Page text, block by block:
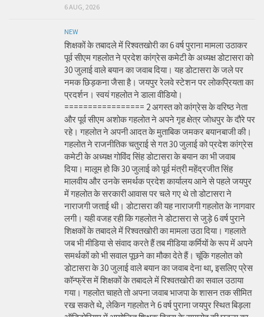
6 AUG, 2026
NEW
शिक्षकों के तबादले में रिश्वतखोरी का 6 वर्ष पुराना मामला उठाकर
पूर्व सीएम गहलोत ने प्रदेश कांग्रेस कमेटी के अध्यक्ष डोटासरा को
30 जुलाई वाले बयान का जवाब दिया। यह डोटासरा के जले पर
नमक छिड़कना जैसा है। जयपुर रेलवे स्टेशन पर लोकप्रियता का
प्रदर्शन। स्वयं गहलोत ने डाला वीडियो।
================= 2 अगस्त को कांग्रेस के वरिष्ठ नेता
और पूर्व सीएम अशोक गहलोत ने अपने गृह क्षेत्र जोधपुर के दौरे पर
रहे। गहलोत ने अपनी आदत के मुताबिक जमकर बयानबाजी की।
गहलोत ने राजनीतिक चतुराई से गत 30 जुलाई को प्रदेश कांग्रेस
कमेटी के अध्यक्ष गोविंद सिंह डोटासरा के बयान का भी जवाब
दिया। मालूम हो कि 30 जुलाई को पूर्व मंत्री महेंद्रजीत सिंह
मालवीय और उनके समर्थक प्रदेश कार्यालय आने से पहले जयपुर
में गहलोत के सरकारी आवास पर चले गए थे तो डोटासरा ने
नाराजगी जताई थी। डोटासरा की यह नाराजगी गहलोत के नागवार
लगी। यही वजह रही कि गहलोत ने डोटासरा से जुड़े 6 वर्ष पुराने
शिक्षकों के तबादले में रिश्वतखोरी का मामला उठा दिया। गहलाते
जब भी मीडिया से संवाद करते हैं तब मीडिया कर्मियों के रूप में अपने
समर्थकों को भी सवाल पूछने का मौका देते हैं। चूंकि गहलोत को
डोटासरा के 30 जुलाई वाले बयान का जवाब देना था, इसलिए प्रेस
कॉन्फ्रेंस में शिक्षकों के तबादले में रिश्वतखोरी का सवाल उठाया
गया। गहलोत चाहते तो अपना जवाब भाजपा के शासन तक सीमित
रख सकते थे, लेकिन गहलोत ने 6 वर्ष पुराना जयपुर स्थित बिड़ला